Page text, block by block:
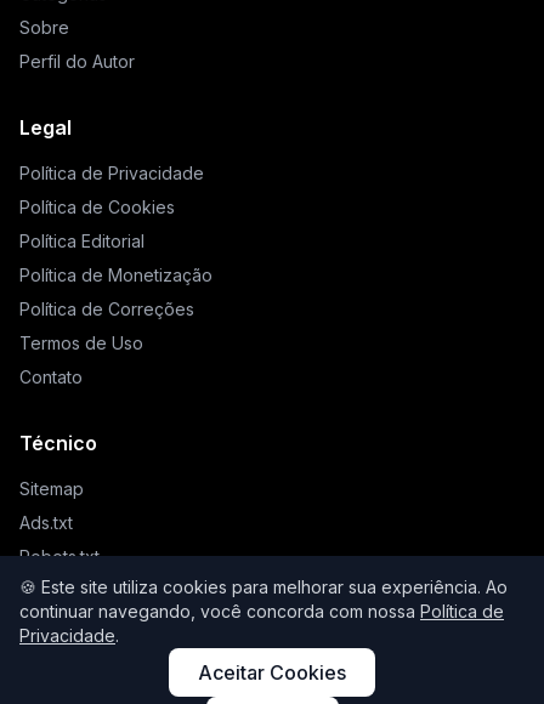
🍪 Este site utiliza cookies para melhorar sua experiência. Ao
continuar navegando, você concorda com nossa Política de
Privacidade.
Aceitar Cookies
Sobre
Perfil do Autor
Legal
Política de Privacidade
Política de Cookies
Política Editorial
Política de Monetização
Política de Correções
Termos de Uso
Contato
Técnico
Sitemap
Ads.txt
Robots.txt
Llms.txt
© 2026 Higienista. Todos os direitos reservados.